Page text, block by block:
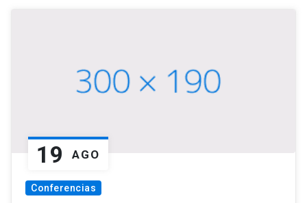
19 AGO
Conferencias